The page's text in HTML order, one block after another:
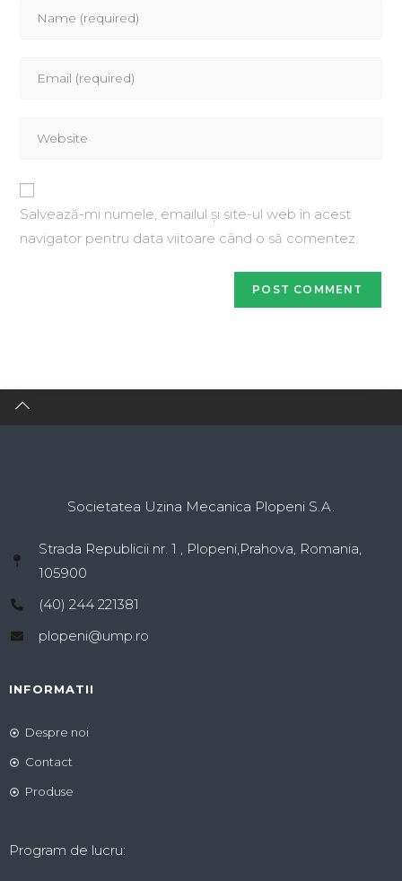
Salvează-mi numele, emailul și site-ul web în acest
navigator pentru data viitoare când o să comentez.
Societatea Uzina Mecanica Plopeni S.A.
Strada Republicii nr. 1 , Plopeni,Prahova, Romania,
105900
(40) 244 221381
plopeni@ump.ro
INFORMATII
Despre noi
Contact
Produse
Program de lucru: